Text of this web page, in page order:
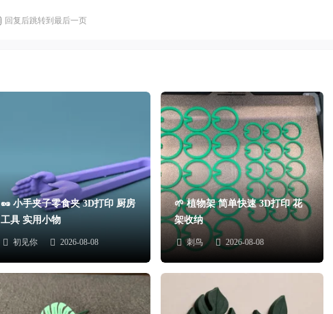
回复后跳转到最后一页
🥜 小手夹子零食夹 3D打印 厨房
工具 实用小物
初见你 2026-08-08
🌱 植物架 简单快速 3D打印 花
架收纳
刺鸟 2026-08-08